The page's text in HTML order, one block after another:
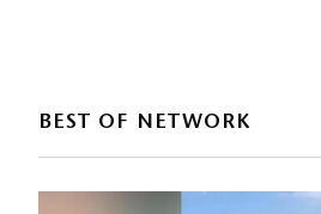
BEST OF NETWORK